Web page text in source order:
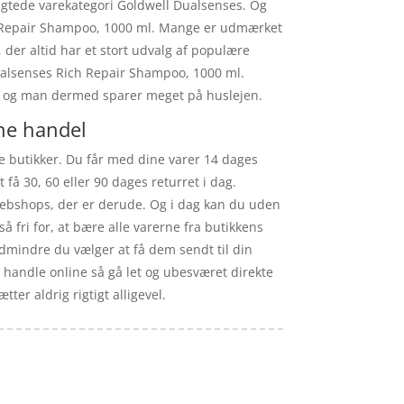
varekategori Goldwell Dualsenses. Og
Shampoo, 1000 ml. Mange er udmærket
der altid har et stort udvalg af populære
Rich Repair Shampoo, 1000 ml.
man dermed sparer meget på huslejen.
handel
Du får med dine varer 14 dages
30, 60 eller 90 dages returret i dag.
der er derude. Og i dag kan du uden
fri for, at bære alle varerne fra butikkens
du vælger at få dem sendt til din
online så gå let og ubesværet direkte
aldrig rigtigt alligevel.